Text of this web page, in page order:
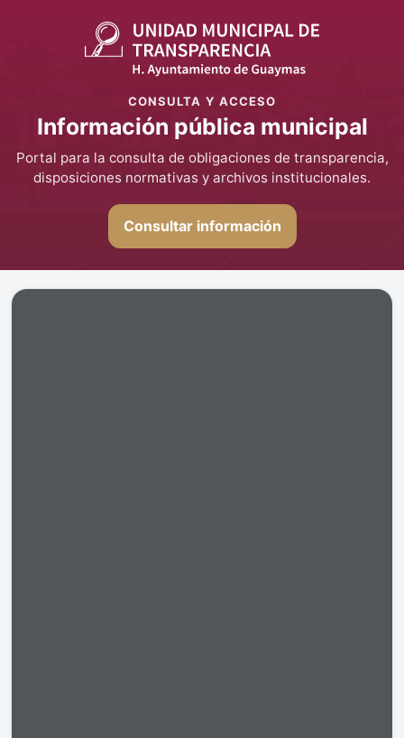
CONSULTA Y ACCESO
Información pública municipal
Portal para la consulta de obligaciones de transparencia,
disposiciones normativas y archivos institucionales.
Consultar información